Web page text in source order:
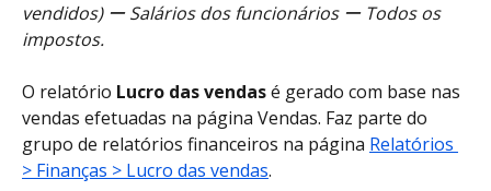
vendidos) ー Salários dos funcionários ー Todos os
impostos.
O relatório Lucro das vendas é gerado com base nas
vendas efetuadas na página Vendas. Faz parte do
grupo de relatórios financeiros na página Relatórios
> Finanças > Lucro das vendas.